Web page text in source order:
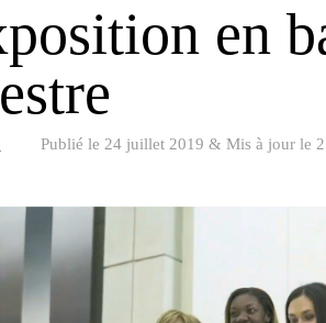
en
Publié le 24 juillet 2019 & Mis à jour le